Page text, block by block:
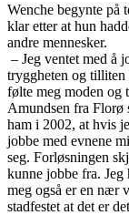
Wenche begynte på
klar etter at hun
andre mennesker.
– Jeg ventet med å
tryggheten og tilliten
følte meg moden og
Amundsen fra Florø
ham i 2002, at hvis
jobbe med evnene
seg. Forløsningen
kunne jobbe fra. Jeg
meg også er en nær
stadfestet at det er